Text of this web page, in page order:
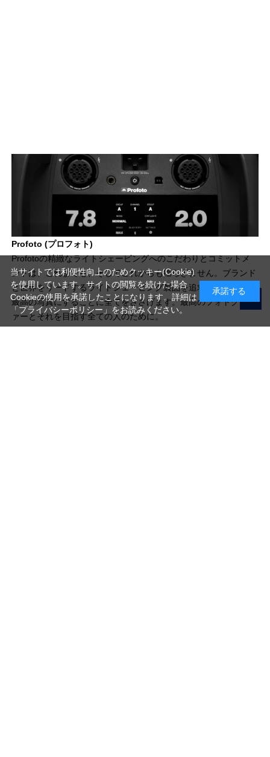
Profoto (プロフォト)
Profotoの精緻なライトシェーピングへのこだわりとコミットメ
ントは、これまでも、そしてこれからも揺らぎません。ブランド
と世界をリードするライトシェーピング製品を追求し、1枚1枚を
最高の写真にすることに全てをささげます。最高のフォトグラフ
ァーとそれを目指す全ての人のために。
当サイトでは利便性向上のためクッキー(Cookie)
を使用しています。サイトの閲覧を続けた場合
Cookieの使用を承諾したことになります。詳細は
「プライバシーポリシー」 をお読みください。
承諾する